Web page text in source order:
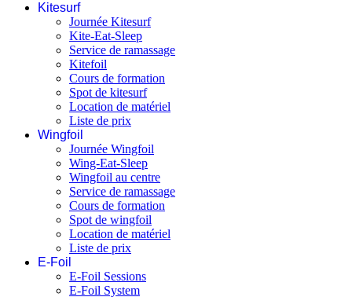
Kitesurf
Journée Kitesurf
Kite-Eat-Sleep
Service de ramassage
Kitefoil
Cours de formation
Spot de kitesurf
Location de matériel
Liste de prix
Wingfoil
Journée Wingfoil
Wing-Eat-Sleep
Wingfoil au centre
Service de ramassage
Cours de formation
Spot de wingfoil
Location de matériel
Liste de prix
E-Foil
E-Foil Sessions
E-Foil System